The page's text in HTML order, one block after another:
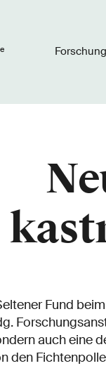
Forschung
Fund
auch eine
den